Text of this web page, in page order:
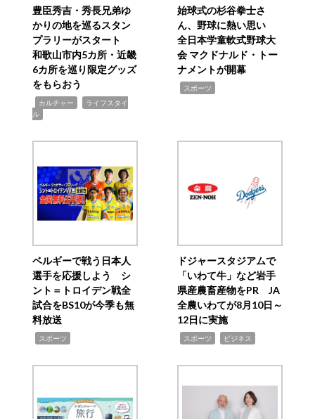
豊臣秀吉・秀長兄弟ゆ
かりの地を巡るスタン
プラリーがスタート
和歌山市内5カ所・近畿
6カ所を巡り限定グッズ
をもらおう
カルチャー
ライフスタイ
ル
始球式の杉谷拳士さ
ん、野球に熱い思い
全日本学童軟式野球大
会 マクドナルド・トー
ナメントが開幕
スポーツ
ベルギーで戦う日本人
選手を応援しよう シ
ント＝トロイデン戦全
試合をBS10が今季も無
料放送
スポーツ
ドジャースタジアムで
「いわて牛」など岩手
県産農畜産物をPR JA
全農いわてが8月10日～
12日に実施
スポーツ ビジネス